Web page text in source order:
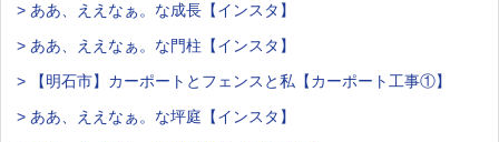
> ああ、ええなぁ。な成長【インスタ】
> ああ、ええなぁ。な門柱【インスタ】
> 【明石市】カーポートとフェンスと私【カーポート工事①】
> ああ、ええなぁ。な坪庭【インスタ】